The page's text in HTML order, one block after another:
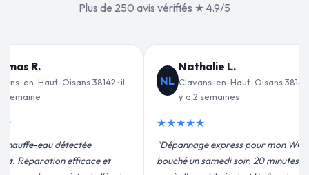
Plus de 250 avis vérifiés ★ 4.9/5
L.
en-Haut-Oisans 38142 · il
pour mon WC
soir. 20 minutes
JF
Jean-François C.
Clavans-en-Haut-Oisans 38142 · il
y a 3 semaines
★★★★★
"Remplacement de mon chauffe-eau en
moins de 2h. Équipe très pro, devis